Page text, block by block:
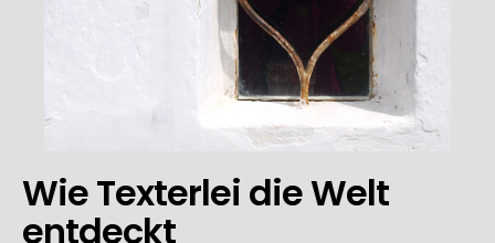
Wie Texterlei die Welt
entdeckt